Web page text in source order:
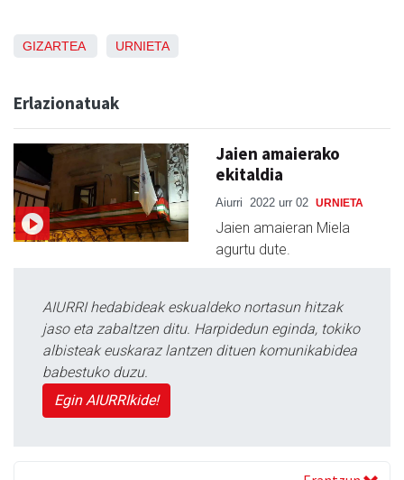
GIZARTEA URNIETA
Erlazionatuak
Jaien amaierako
ekitaldia
Aiurri 2022 urr 02 URNIETA
Jaien amaieran Miela
agurtu dute.
AIURRI hedabideak eskualdeko nortasun hitzak
jaso eta zabaltzen ditu. Harpidedun eginda, tokiko
albisteak euskaraz lantzen dituen komunikabidea
babestuko duzu.
Egin AIURRIkide!